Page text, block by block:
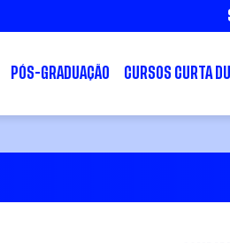
PÓS-GRADUAÇÃO CURSOS CURTA